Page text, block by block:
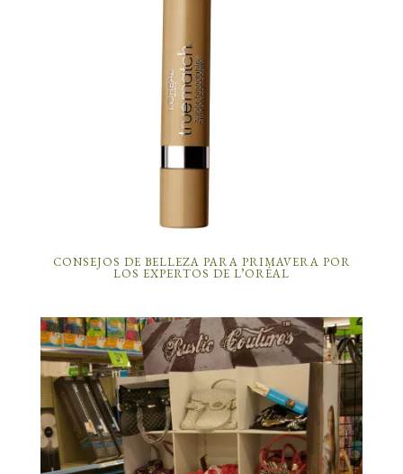
CONSEJOS DE BELLEZA PARA PRIMAVERA POR
LOS EXPERTOS DE L’ORÉAL